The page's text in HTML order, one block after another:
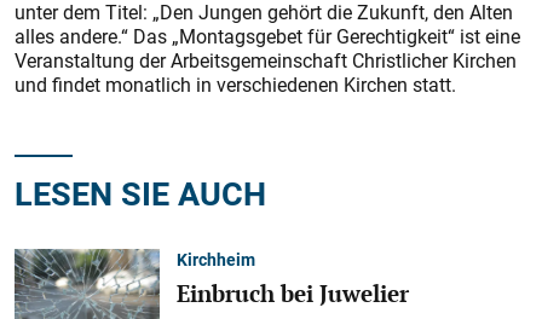
unter dem Titel: „Den Jungen gehört die Zukunft, den Alten
alles andere.“ Das „Montagsgebet für Gerechtigkeit“ ist eine
Veranstaltung der Arbeitsgemeinschaft Christlicher Kirchen
und findet monatlich in verschiedenen Kirchen statt.
LESEN SIE AUCH
Kirchheim
Einbruch bei Juwelier